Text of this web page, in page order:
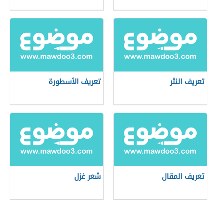
تعريف النثر تعريف الأسطورة
تعريف المقال شعر غزل